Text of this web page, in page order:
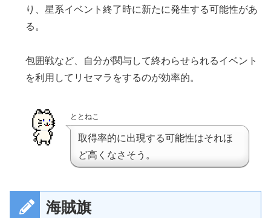
り、星系イベント終了時に新たに発生する可能性があ
る。
包囲戦など、自分が関与して終わらせられるイベント
を利用してリセマラをするのが効率的。
ととねこ
取得率的に出現する可能性はそれほ
ど高くなさそう。
海賊旗